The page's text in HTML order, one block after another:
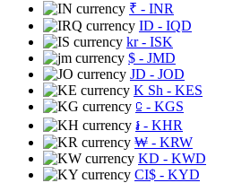
₹ - INR
ID - IQD
kr- ISK
$ - JMD
JD - JOD
K Sh - KES
⃀ - KGS
៛ - KHR
₩ - KRW
KD - KWD
CI$ - KYD